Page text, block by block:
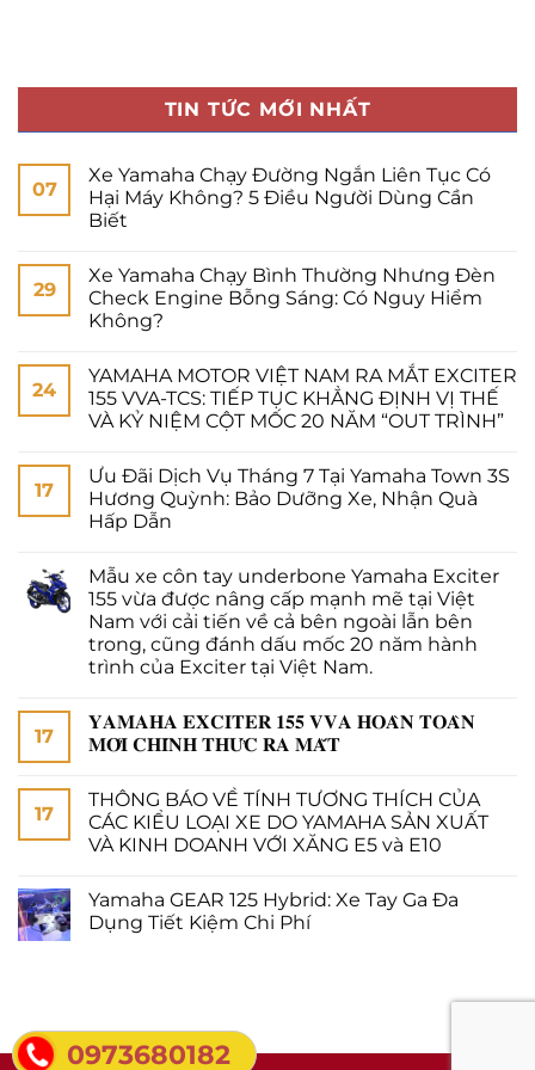
0973680182
TIN TỨC MỚI NHẤT
07
Xe Yamaha Chạy Đường Ngắn Liên Tục Có
Hại Máy Không? 5 Điều Người Dùng Cần
Biết
29
Xe Yamaha Chạy Bình Thường Nhưng Đèn
Check Engine Bỗng Sáng: Có Nguy Hiểm
Không?
24
YAMAHA MOTOR VIỆT NAM RA MẮT EXCITER
155 VVA-TCS: TIẾP TỤC KHẲNG ĐỊNH VỊ THẾ
VÀ KỶ NIỆM CỘT MỐC 20 NĂM “OUT TRÌNH”
17
Ưu Đãi Dịch Vụ Tháng 7 Tại Yamaha Town 3S
Hương Quỳnh: Bảo Dưỡng Xe, Nhận Quà
Hấp Dẫn
Mẫu xe côn tay underbone Yamaha Exciter
155 vừa được nâng cấp mạnh mẽ tại Việt
Nam với cải tiến về cả bên ngoài lẫn bên
trong, cũng đánh dấu mốc 20 năm hành
trình của Exciter tại Việt Nam.
17
𝐘𝐀𝐌𝐀𝐇𝐀 𝐄𝐗𝐂𝐈𝐓𝐄𝐑 𝟏𝟓𝟓 𝐕𝐕𝐀 𝐇𝐎𝐀̀𝐍 𝐓𝐎𝐀̀𝐍
𝐌𝐎̛́𝐈 𝐂𝐇𝐈́𝐍𝐇 𝐓𝐇𝐔̛́𝐂 𝐑𝐀 𝐌𝐀̆́𝐓
17
THÔNG BÁO VỀ TÍNH TƯƠNG THÍCH CỦA
CÁC KIỂU LOẠI XE DO YAMAHA SẢN XUẤT
VÀ KINH DOANH VỚI XĂNG E5 và E10
Yamaha GEAR 125 Hybrid: Xe Tay Ga Đa
Dụng Tiết Kiệm Chi Phí